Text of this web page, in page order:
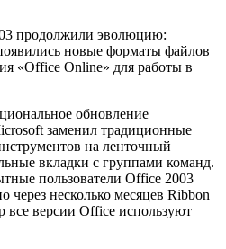
продолжили эволюцию:
новые форматы файлов
«Office Online» для работы в
обновление
заменил традиционные
на ленточный
вкладки с группами команд.
пользователи Office 2003
через несколько месяцев Ribbon
все версии Office используют